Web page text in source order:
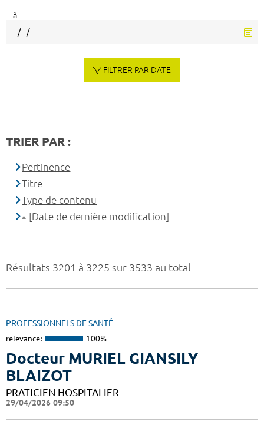
Résultats 3201 à 3225 sur 3533 au total
PROFESSIONNELS DE SANTÉ
relevance: 100%
Docteur MURIEL GIANSILY
BLAIZOT
PRATICIEN HOSPITALIER
29/04/2026 09:50
à
FILTRER PAR DATE
TRIER PAR :
Pertinence
Titre
Type de contenu
[Date de dernière modification]